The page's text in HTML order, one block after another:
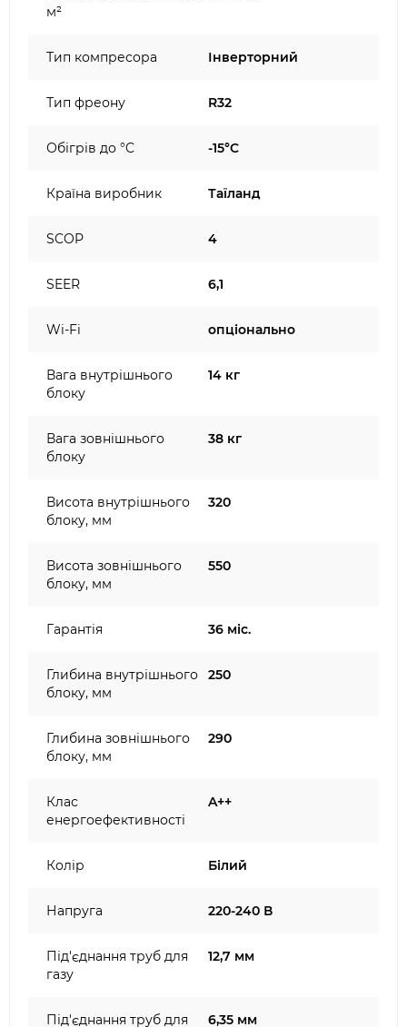
м²
Тип компресора Інверторний
Тип фреону R32
Обігрів до °C -15°C
Країна виробник Таїланд
SCOP 4
SEER 6,1
Wi-Fi опціонально
Вага внутрішнього
блоку
14 кг
Вага зовнішнього
блоку
38 кг
Висота внутрішнього
блоку, мм
320
Висота зовнішнього
блоку, мм
550
Гарантія 36 міс.
Глибина внутрішнього
блоку, мм
250
Глибина зовнішнього
блоку, мм
290
Клас
енергоефективності
A++
Колір Білий
Напруга 220-240 В
Під'єднання труб для
газу
12,7 мм
Під'єднання труб для 6,35 мм